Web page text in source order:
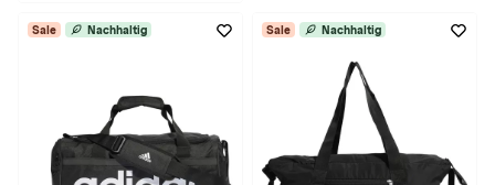
Sale Nachhaltig Sale Nachhaltig